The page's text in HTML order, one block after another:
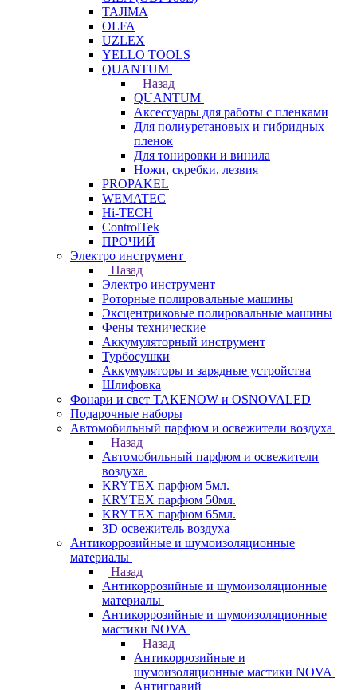
TAJIMA
OLFA
UZLEX
YELLO TOOLS
QUANTUM
Назад
QUANTUM
Аксессуары для работы с пленками
Для полиуретановых и гибридных
пленок
Для тонировки и винила
Ножи, скребки, лезвия
PROPAKEL
WEMATEC
Hi-TECH
ControlTek
ПРОЧИЙ
Электро инструмент
Назад
Электро инструмент
Роторные полировальные машины
Эксцентриковые полировальные машины
Фены технические
Аккумуляторный инструмент
Турбосушки
Аккумуляторы и зарядные устройства
Шлифовка
Фонари и свет TAKENOW и OSNOVALED
Подарочные наборы
Автомобильный парфюм и освежители воздуха
Назад
Автомобильный парфюм и освежители
воздуха
KRYTEX парфюм 5мл.
KRYTEX парфюм 50мл.
KRYTEX парфюм 65мл.
3D освежитель воздуха
Антикоррозийные и шумоизоляционные
материалы
Назад
Антикоррозийные и шумоизоляционные
материалы
Антикоррозийные и шумоизоляционные
мастики NOVA
Назад
Антикоррозийные и
шумоизоляционные мастики NOVA
Антигравий